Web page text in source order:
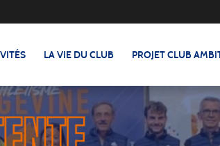
LA VIE DU CLUB PROJET CLUB